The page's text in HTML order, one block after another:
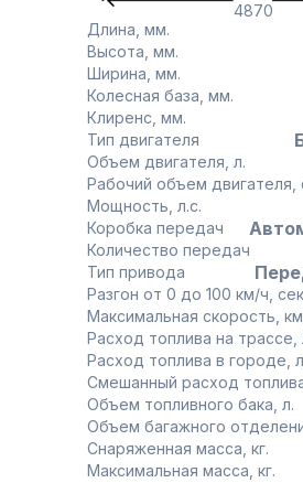
4870
Длина, мм.
Высота, мм.
Ширина, мм.
Колесная база, мм.
Клиренс, мм.
Тип двигателя
Объем двигателя, л.
Мощность, л.с.
Коробка передач
Количество передач
Тип привода
Разгон от 0 до 100 км/ч,
Расход топлива на трассе,
Расход топлива в городе,
Смешанный расход
Объем топливного бака, л.
Снаряженная масса, кг.
Максимальная масса, кг.